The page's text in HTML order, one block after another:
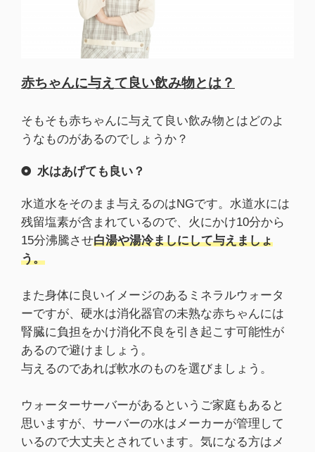
赤ちゃんに与えて良い飲み物とは？
そもそも赤ちゃんに与えて良い飲み物とはどのよ
うなものがあるのでしょうか？
水はあげても良い？
水道水をそのまま与えるのはNGです。水道水には
残留塩素が含まれているので、火にかけ10分から
15分沸騰させ白湯や湯冷ましにして与えましょ
う。
また身体に良いイメージのあるミネラルウォータ
ーですが、硬水は消化器官の未熟な赤ちゃんには
腎臓に負担をかけ消化不良を引き起こす可能性が
あるので避けましょう。
与えるのであれば軟水のものを選びましょう。
ウォーターサーバーがあるというご家庭もあると
思いますが、サーバーの水はメーカーが管理して
いるので大丈夫とされています。気になる方はメ